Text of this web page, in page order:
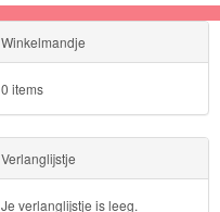
Winkelmandje
0 items
Verlanglijstje
Je verlanglijstje is leeg.